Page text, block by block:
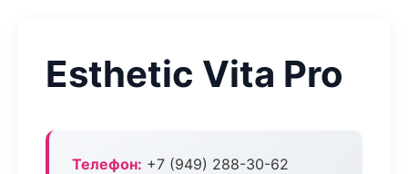
Esthetic Vita Pro
Телефон: +7 (949) 288-30-62